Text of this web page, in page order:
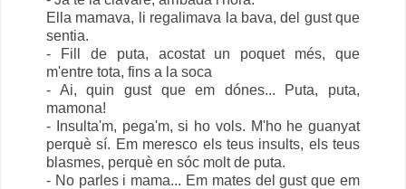
Ella mamava, li regalimava la bava, del gust que
sentia.
- Fill de puta, acostat un poquet més, que
m'entre tota, fins a la soca
- Ai, quin gust que em dónes... Puta, puta,
mamona!
- Insulta'm, pega'm, si ho vols. M'ho he guanyat
perquè sí. Em meresco els teus insults, els teus
blasmes, perquè en sóc molt de puta.
- No parles i mama... Em mates del gust que em